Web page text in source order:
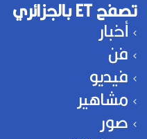
تصفح ET بالجزائري
أخبار
فن
فيديو
مشاهير
صور